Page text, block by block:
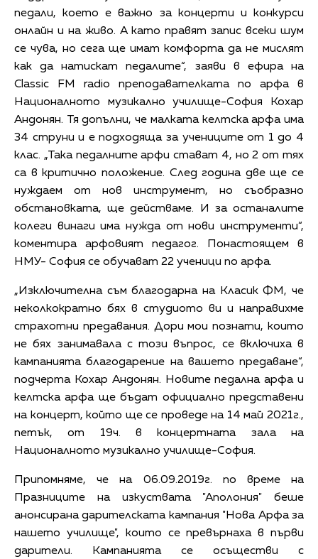
педали, което е важно за концерти и конкурси
онлайн и на живо. А като правят запис всеки шум
се чува, но сега ще имат комфорта да не мислят
как да натискат педалите“, заяви в ефира на
Classic FM radio преподавателката по арфа в
Националното музикално училище-София Кохар
Андонян. Тя допълни, че малката келтска арфа има
34 струни и е подходяща за учениците от 1 до 4
клас. „Така педалните арфи стават 4, но 2 от тях
са в критично положение. След година две ще се
нуждаем от нов инструмент, но съобразно
обстановката, ще действаме. И за останалите
колеги винаги има нужда от нови инструменти“,
коментира арфовият педагог. Понастоящем в
НМУ- София се обучават 22 ученици по арфа.
„Изключителна съм благодарна на Класик ФМ, че
неколкократно бях в студиото ви и направихме
страхотни предавания. Дори мои познати, които
не бях занимавала с този въпрос, се включиха в
кампанията благодарение на вашето предаване“,
подчерта Кохар Андонян. Новите педална арфа и
келтска арфа ще бъдат официално представени
на концерт, който ще се проведе на 14 май 2021г.,
петък, от 19ч. в концертната зала на
Националното музикално училище-София.
Припомняме, че на 06.09.2019г. по време на
Празниците на изкуствата "Аполония" беше
анонсирана дарителската кампания "Нова Арфа за
нашето училище", които се превърнаха в първи
дарители. Кампанията се осъществи с